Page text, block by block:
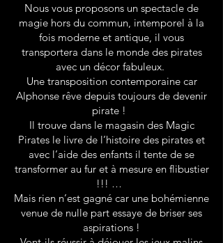
Nous vous proposons un spectacle de
magie hors du commun, intemporel à la
fois moderne et antique, il vous
transportera dans le monde des pirates
avec un décor fabuleux.
Une transposition contemporaine car
Alphonse rêve depuis toujours de devenir
pirate !
Il trouve dans le magasin des Magic
Pirates le livre de l’histoire des pirates et
avec l’aide des enfants il tente de se
transformer au fur et à mesure en flibustier
!!! …
Mais rien n’est gagné car une bohémienne
venue de nulle part essaye de briser ses
aspirations !